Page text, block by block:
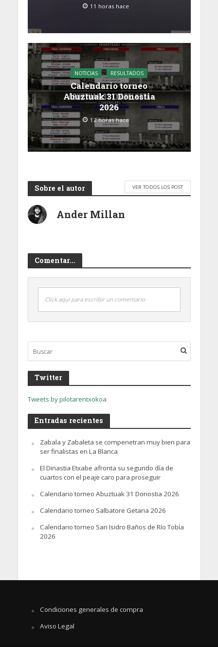
11 horas hace
NOTICIAS RESULTADOS
Calendario torneo
Abuztuak 31 Donostia
2026
12 horas hace
Sobre el autor VER TODOS LOS POST
Ander Millan
Comentar...
Click aquí para escribir un comentario
Twitter
Tweets by pilotarentxokoa
Entradas recientes
Zabala y Zabaleta se compenetran muy bien para
ser finalistas en La Blanca
El Dinastia Etxabe afronta su segundo día de
cuartos con el peaje caro para proseguir
Calendario torneo Abuztuak 31 Donostia 2026
Calendario torneo Salbatore Getaria 2026
Calendario torneo San Isidro Baños de Río Tobía
2026
Condiciones generales de compra
Aviso Legal